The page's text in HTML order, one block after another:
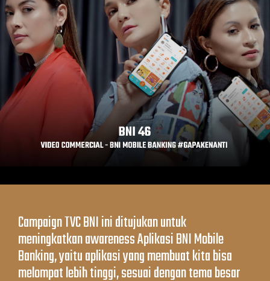
Campaign TVC BNI ini ditujukan untuk
meningkatkan awareness Aplikasi BNI Mobile
Banking, yaitu aplikasi yang membuat kita bisa
melompat lebih tinggi, sesuai dengan tema besar